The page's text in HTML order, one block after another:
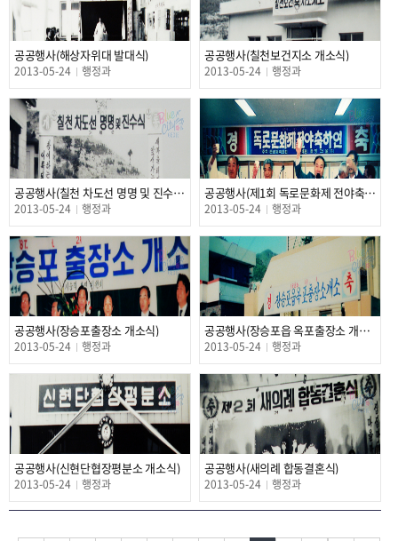
공공행사(해상자위대 발대식)
2013-05-24 행정과
공공행사(칠천보건지소 개소식)
2013-05-24 행정과
공공행사(칠천 차도선 명명 및 진수식)
2013-05-24 행정과
공공행사(제1회 독로문화제 전야축하연)
2013-05-24 행정과
공공행사(장승포출장소 개소식)
2013-05-24 행정과
공공행사(장승포읍 옥포출장소 개소식)
2013-05-24 행정과
공공행사(신현단협장평분소 개소식)
2013-05-24 행정과
공공행사(새의례 합동결혼식)
2013-05-24 행정과